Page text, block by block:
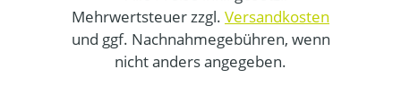
Mehrwertsteuer zzgl. Versandkosten
und ggf. Nachnahmegebühren, wenn
nicht anders angegeben.